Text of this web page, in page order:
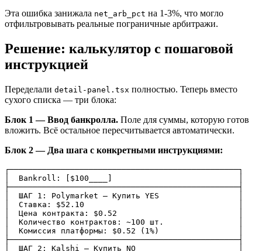
Эта ошибка занижала net_arb_pct на 1-3%, что могло
отфильтровывать реальные пограничные арбитражи.
Решение: калькулятор с пошаговой
инструкцией
Переделали detail-panel.tsx полностью. Теперь вместо
сухого списка — три блока:
Блок 1 — Ввод банкролла. Поле для суммы, которую готов
вложить. Всё остальное пересчитывается автоматически.
Блок 2 — Два шага с конкретными инструкциями:
┌─────────────────────────────────────────────────┐
│  Bankroll: [$100____]                           │
├─────────────────────────────────────────────────┤
│  ШАГ 1: Polymarket — Купить YES                 │
│  Ставка: $52.10                                 │
│  Цена контракта: $0.52                          │
│  Количество контрактов: ~100 шт.                │
│  Комиссия платформы: $0.52 (1%)                 │
├─────────────────────────────────────────────────┤
│  ШАГ 2: Kalshi — Купить NO                      │